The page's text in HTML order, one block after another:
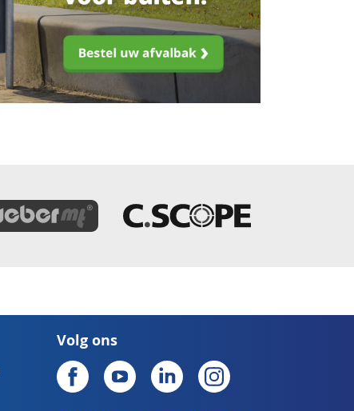
Volg ons